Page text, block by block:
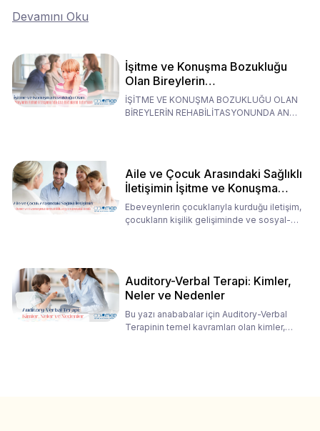
Devamını Oku
İşitme ve Konuşma Bozukluğu
Olan Bireylerin
Rehabilitasyonunda Ana
Babaların Tutumları
İŞİTME VE KONUŞMA BOZUKLUĞU OLAN
BİREYLERİN REHABİLİTASYONUNDA ANA
Aile ve Çocuk Arasındaki Sağlıklı
İletişimin İşitme ve Konuşma
Rehabilitasyonundaki Rolü
Ebeveynlerin çocuklarıyla kurduğu iletişim,
çocukların kişilik gelişiminde ve sosyal-
Auditory-Verbal Terapi: Kimler,
Neler ve Nedenler
Bu yazı anababalar için Auditory-Verbal
Terapinin temel kavramları olan kimler,